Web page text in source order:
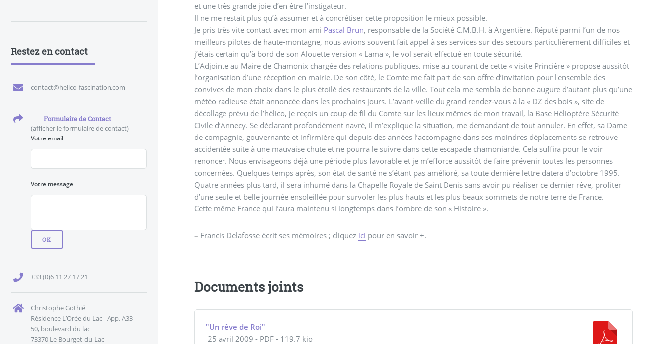
et une très grande joie d’en être l’instigateur.
Il ne me restait plus qu’à assumer et à concrétiser cette proposition le mieux possible.
Je pris très vite contact avec mon ami Pascal Brun, responsable de la Société C.M.B.H. à Argentière. Réputé parmi l’un de nos
meilleurs pilotes de haute-montagne, nous avions souvent fait appel à ses services sur des secours particulièrement difficiles et
j’étais certain qu’à bord de son Alouette version « Lama », le vol serait effectué en toute sécurité.
L’Adjointe au Maire de Chamonix chargée des relations publiques, mise au courant de cette « visite Princière » propose aussitôt
l’organisation d’une réception en mairie. De son côté, le Comte me fait part de son offre d’invitation pour l’ensemble des
convives de mon choix dans le plus étoilé des restaurants de la ville. Tout cela me sembla de bonne augure d’autant plus qu’une
météo radieuse était annoncée dans les prochains jours. L’avant-veille du grand rendez-vous à la « DZ des bois », site de
décollage prévu de l’hélico, je reçois un coup de fil du Comte sur les lieux mêmes de mon travail, la Base Hélioptère Sécurité
Civile d’Annecy. Se déclarant profondément navré, il m’explique la situation, me demandant de tout annuler. En effet, sa Dame
de compagnie, gouvernante et infirmière qui depuis des années l’accompagne dans ses moindres déplacements se retrouve
accidentée suite à une mauvaise chute et ne pourra le suivre dans cette escapade chamoniarde. Cela suffira pour le voir
renoncer. Nous envisageons déjà une période plus favorable et je m’efforce aussitôt de faire prévenir toutes les personnes
concernées. Quelques temps après, son état de santé ne s’étant pas amélioré, sa toute dernière lettre datera d’octobre 1995.
Quatre années plus tard, il sera inhumé dans la Chapelle Royale de Saint Denis sans avoir pu réaliser ce dernier rêve, profiter
d’une seule et belle journée ensoleillée pour survoler les plus hauts et les plus beaux sommets de notre terre de France.
Cette même France qui l’aura maintenu si longtemps dans l’ombre de son « Histoire ».
– Francis Delafosse écrit ses mémoires ; cliquez ici pour en savoir +.
Documents joints
"Un rêve de Roi"
25 avril 2009 - PDF - 119.7 kio
Restez en contact
contact@helico-fascination.com
Formulaire de Contact
(afficher le formulaire de contact)
Votre email
Votre message
+33 (0)6 11 27 17 21
Christophe Gothié
Résidence L’Orée du Lac - App. A33
50, boulevard du lac
73370 Le Bourget-du-Lac